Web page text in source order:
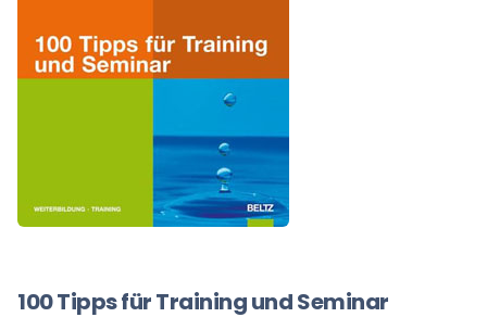
100 Tipps für Training und Seminar